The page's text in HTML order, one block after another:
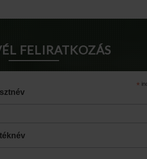
FELIRATKOZÁS
*